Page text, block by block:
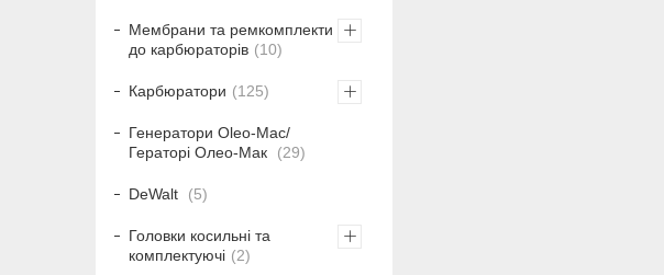
Мембрани та ремкомплекти
до карбюраторів
10
Карбюратори 125
Генератори Oleo-Mac/
Гераторі Олео-Мак
29
DeWalt 5
Головки косильні та
комплектуючі
2